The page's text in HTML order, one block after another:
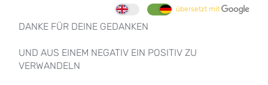
übersetzt mit
DANKE FÜR DEINE GEDANKEN
UND AUS EINEM NEGATIV EIN POSITIV ZU
VERWANDELN